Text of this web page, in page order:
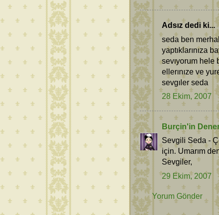
Adsız dedi ki...
seda ben
yaptıklarınıza
sevıyorum hele
ellerınıze ve
sevgıler seda
28 Ekim, 2007
Burçin'in
Sevgili Seda -
için. Umarım
Sevgiler,
29 Ekim, 2007
Yorum Gönder